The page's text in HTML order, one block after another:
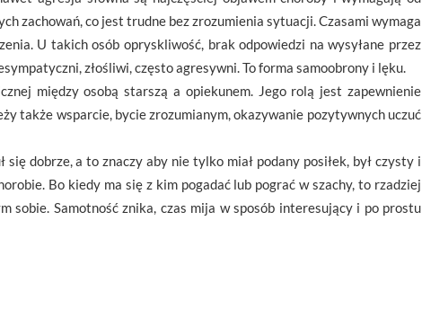
zachowań, co jest trudne bez zrozumienia sytuacji. Czasami wymaga
U takich osób opryskliwość, brak odpowiedzi na wysyłane przez
złośliwi, często agresywni. To forma samoobrony i lęku.
między osobą starszą a opiekunem. Jego rolą jest zapewnienie
także wsparcie, bycie zrozumianym, okazywanie pozytywnych uczuć
dobrze, a to znaczy aby nie tylko miał podany posiłek, był czysty i
Bo kiedy ma się z kim pogadać lub pograć w szachy, to rzadziej
sobie. Samotność znika, czas mija w sposób interesujący i po prostu